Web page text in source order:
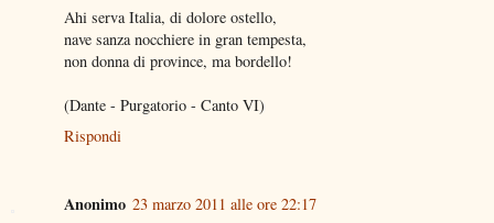
Ahi serva Italia, di dolore ostello,
nave sanza nocchiere in gran tempesta,
non donna di province, ma bordello!
(Dante - Purgatorio - Canto VI)
Rispondi
Anonimo 23 marzo 2011 alle ore 22:17